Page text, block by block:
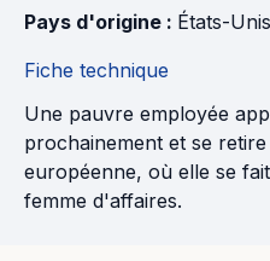
Pays d'origine : États-Unis
Fiche technique
Une pauvre employée
prochainement et se
européenne, où elle se
femme d'affaires.